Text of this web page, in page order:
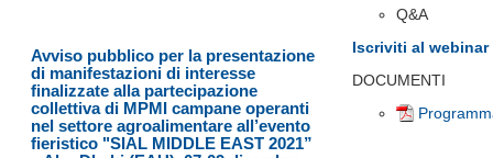
Q&A
Iscriviti al webinar
DOCUMENTI
Avviso pubblico per la presentazione
di manifestazioni di interesse
finalizzate alla partecipazione
collettiva di MPMI campane operanti
nel settore agroalimentare all’evento
fieristico "SIAL MIDDLE EAST 2021”